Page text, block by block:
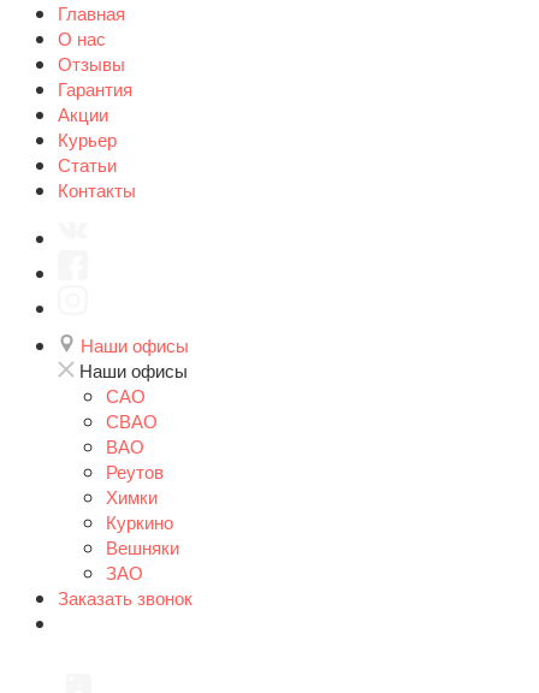
Главная
О нас
Отзывы
Гарантия
Акции
Курьер
Статьи
Контакты
Наши офисы
Наши офисы
САО
СВАО
ВАО
Реутов
Химки
Куркино
Вешняки
ЗАО
Заказать звонок